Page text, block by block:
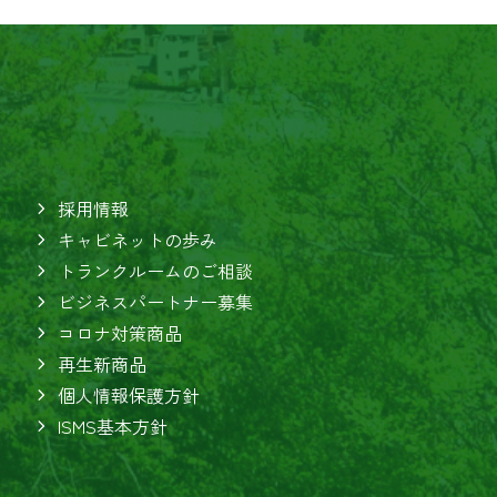
採用情報
キャビネットの歩み
トランクルームのご相談
ビジネスパートナー募集
コロナ対策商品
再生新商品
個人情報保護方針
ISMS基本方針